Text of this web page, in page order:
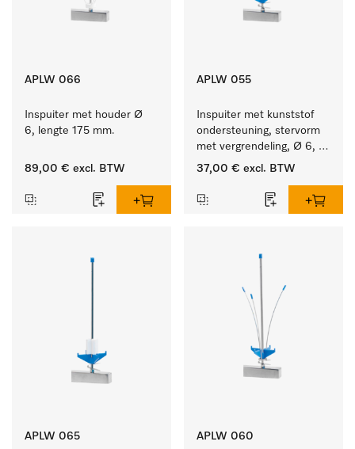
APLW 066
Inspuiter met houder Ø
6, lengte 175 mm.
89,00 € excl. BTW
APLW 055
Inspuiter met kunststof
ondersteuning, stervorm
met vergrendeling, Ø 6,
lengte 175 mm.
37,00 € excl. BTW
APLW 065 APLW 060